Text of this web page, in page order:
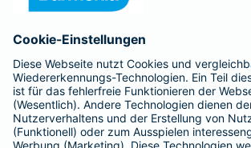
Barmenia ist Teil der
BELIEBTE SEITEN
Kranken-Zusatzversicherung
Tierversicherungen
Haftpflichtversicherung